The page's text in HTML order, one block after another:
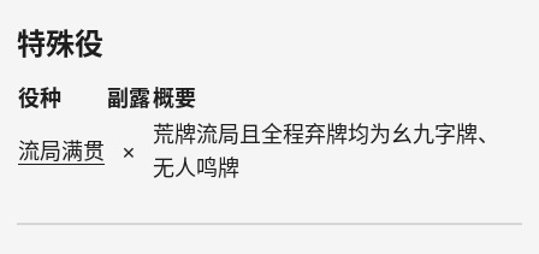
特殊役
役种 副露概要
流局满贯 ×
荒牌流局且全程弃牌均为幺九字牌、
无人鸣牌